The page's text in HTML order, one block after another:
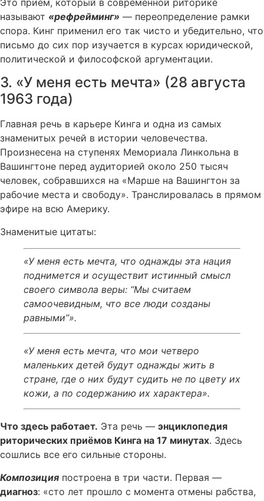
называют «рефрейминг» — переопределение рамки
спора. Кинг применил его так чисто и убедительно, что
письмо до сих пор изучается в курсах юридической,
политической и философской аргументации.
3. «У меня есть мечта» (28 августа
1963 года)
Главная речь в карьере Кинга и одна из самых
знаменитых речей в истории человечества.
Произнесена на ступенях Мемориала Линкольна в
Вашингтоне перед аудиторией около 250 тысяч
человек, собравшихся на «Марше на Вашингтон за
рабочие места и свободу». Транслировалась в прямом
эфире на всю Америку.
Знаменитые цитаты:
«У меня есть мечта, что однажды эта нация
поднимется и осуществит истинный смысл
своего символа веры: “Мы считаем
самоочевидным, что все люди созданы
равными”».
«У меня есть мечта, что мои четверо
маленьких детей будут однажды жить в
стране, где о них будут судить не по цвету их
кожи, а по содержанию их характера».
Что здесь работает. Эта речь — энциклопедия
риторических приёмов Кинга на 17 минутах. Здесь
сошлись все его сильные стороны.
Композиция построена в три части. Первая —
диагноз: «сто лет прошло с момента отмены рабства,